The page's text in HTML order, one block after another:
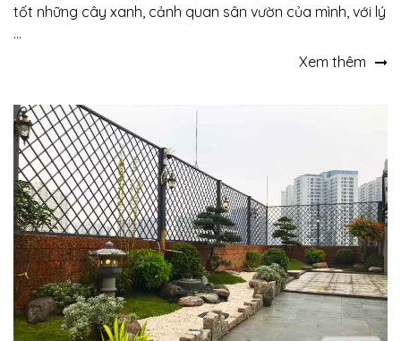
tốt những cây xanh, cảnh quan sân vườn của mình, với lý
...
Xem thêm